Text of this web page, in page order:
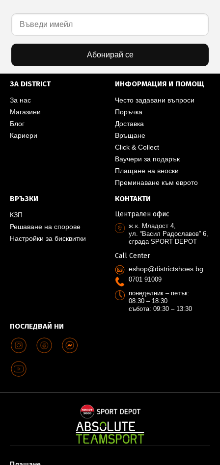
Абонирай се
ЗА DISTRICT
За нас
Магазини
Блог
Кариери
ИНФОРМАЦИЯ И ПОМОЩ
Често задавани въпроси
Поръчка
Доставка
Връщане
Click & Collect
Ваучери за подарък
Плащане на вноски
Преминаване към еврото
ВРЪЗКИ
КЗП
Решаване на спорове
Настройки за бисквитки
ПОСЛЕДВАЙ НИ
КОНТАКТИ
Централен офис
ж.к. Младост 4,
ул. “Васил Радославов” 6,
сграда SPORT DEPOT
Call Center
eshop@districtshoes.bg
0701 91009
понеделник – петък:
08:30 – 18:30
събота: 09:30 – 13:30